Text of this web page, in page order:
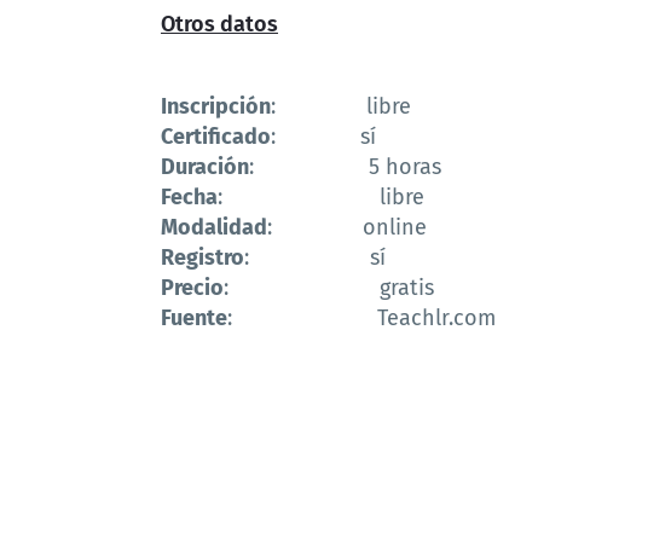
Otros datos
Inscripción: libre
Certificado: sí
Duración: 5 horas
Fecha: libre
Modalidad: online
Registro: sí
Precio: gratis
Fuente: Teachlr.com